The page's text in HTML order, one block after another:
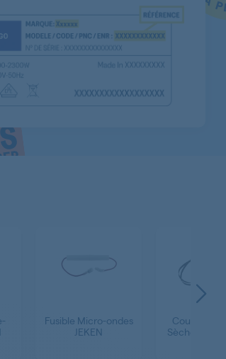
Fusible Micro-ondes
JEKEN
Courroie -
Sèche-linge